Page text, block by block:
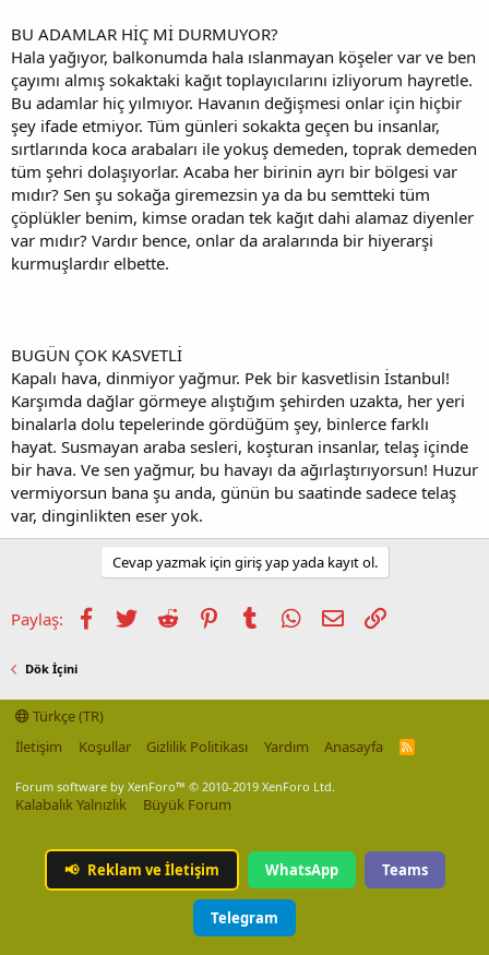
BU ADAMLAR HİÇ Mİ DURMUYOR?
Hala yağıyor, balkonumda hala ıslanmayan köşeler var ve ben
çayımı almış sokaktaki kağıt toplayıcılarını izliyorum hayretle.
Bu adamlar hiç yılmıyor. Havanın değişmesi onlar için hiçbir
şey ifade etmiyor. Tüm günleri sokakta geçen bu insanlar,
sırtlarında koca arabaları ile yokuş demeden, toprak demeden
tüm şehri dolaşıyorlar. Acaba her birinin ayrı bir bölgesi var
mıdır? Sen şu sokağa giremezsin ya da bu semtteki tüm
çöplükler benim, kimse oradan tek kağıt dahi alamaz diyenler
var mıdır? Vardır bence, onlar da aralarında bir hiyerarşi
kurmuşlardır elbette.
BUGÜN ÇOK KASVETLİ
Kapalı hava, dinmiyor yağmur. Pek bir kasvetlisin İstanbul!
Karşımda dağlar görmeye alıştığım şehirden uzakta, her yeri
binalarla dolu tepelerinde gördüğüm şey, binlerce farklı
hayat. Susmayan araba sesleri, koşturan insanlar, telaş içinde
bir hava. Ve sen yağmur, bu havayı da ağırlaştırıyorsun! Huzur
vermiyorsun bana şu anda, günün bu saatinde sadece telaş
var, dinginlikten eser yok.
Cevap yazmak için giriş yap yada kayıt ol.
Paylaş: Facebook
TwitterReddit PinterestTumblrWhatsApp
E-postaLink
Dök İçini
Türkçe (TR)
İletişim
Koşullar Gizlilik Politikası Yardım Anasayfa
R
Forum software by XenForo™ © 2010-2019 XenForo Ltd.
Kalabalık Yalnızlık Büyük Forum
📢 Reklam ve İletişim WhatsApp Teams
Telegram